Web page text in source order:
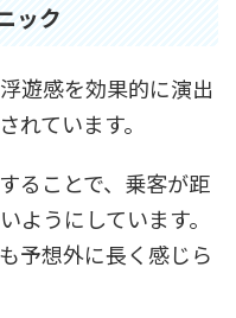
ック
遊感を効果的に演出
れています。
ることで、乗客が距
ようにしています。
予想外に長く感じら